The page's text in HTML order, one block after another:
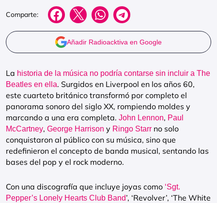
Comparte:
Añadir Radioacktiva en Google
La historia de la música no podría contarse sin incluir a The
Beatles en ella. Surgidos en Liverpool en los años 60,
este cuarteto británico transformó por completo el
panorama sonoro del siglo XX, rompiendo moldes y
marcando a una era completa. John Lennon, Paul
McCartney, George Harrison y Ringo Starr no solo
conquistaron al público con su música, sino que
redefinieron el concepto de banda musical, sentando las
bases del pop y el rock moderno.
Con una discografía que incluye joyas como ‘Sgt.
Pepper’s Lonely Hearts Club Band’, ‘Revolver’, ‘The White